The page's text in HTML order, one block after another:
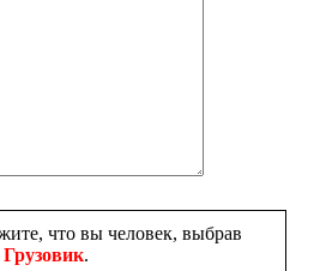
что вы человек, выбрав
Грузовик.